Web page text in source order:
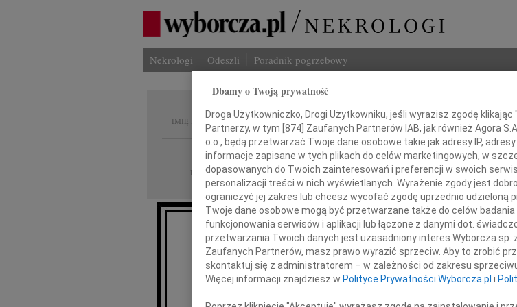
Nekrologi Odeszli Poradnik pogrzebowy
IMIĘ I NAZWISKO: Iwona Ciesielska
REGION: Częstochowa
DATA EMISJI: 21.05.2011
...są chwile, by działać, i takie, kiedy należy pogodzić się z tym,
co przynosi los...
Dbamy o Twoją prywatność
Droga Użytkowniczko, Drogi Użytkowniku, jeśli wyrazisz zgodę
Partnerzy, w tym [874] Zaufanych Partnerów IAB, jak również Agora
o.o., będą przetwarzać Twoje dane osobowe takie jak adresy IP,
informacje zapisane w tych plikach do celów marketingowych, w
dopasowanych do Twoich zainteresowań i preferencji w swoich
personalizacji treści w nich wyświetlanych. Wyrażenie zgody jest
ograniczyć jej zakres lub chcesz wycofać zgodę uprzednio udzieloną
Twoje dane osobowe mogą być przetwarzane także do celów
funkcjonowania serwisów i aplikacji lub łączone z danymi dot.
przetwarzania Twoich danych jest uzasadniony interes Wyborcza sp. z
Zaufanych Partnerów, masz prawo wyrazić sprzeciw. Aby to zrobić
skontaktuj się z administratorem – w zależności od zakresu
Więcej informacji znajdziesz w Polityce Prywatności Wyborcza.pl i